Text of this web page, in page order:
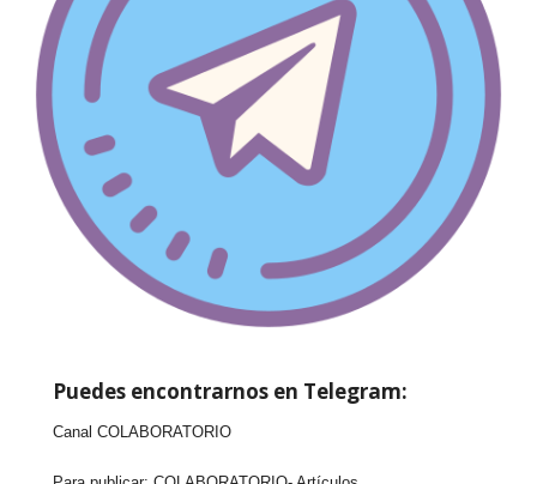
Puedes encontrarnos en Telegram:
Canal COLABORATORIO